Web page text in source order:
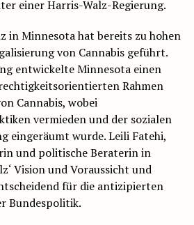
einer Harris-Walz-Regierung.
in Minnesota hat bereits zu hohen
von Cannabis geführt.
entwickelte Minnesota einen
Rahmen
Cannabis, wobei
vermieden und der sozialen
eingeräumt wurde. Leili Fatehi,
und politische Beraterin in
Vision und Voraussicht und
für die antizipierten
Bundespolitik.